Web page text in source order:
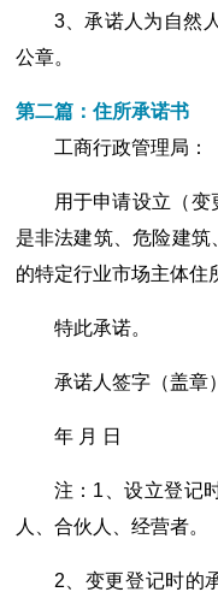
3、承诺人为自然
公章。
第二篇：住所承诺书
工商行政管理局：
用于申请设立（
是非法建筑、危险建
的特定行业市场主体住
特此承诺。
承诺人签字（盖章
年 月 日
注：1、设立登记
人、合伙人、经营者。
2、变更登记时的